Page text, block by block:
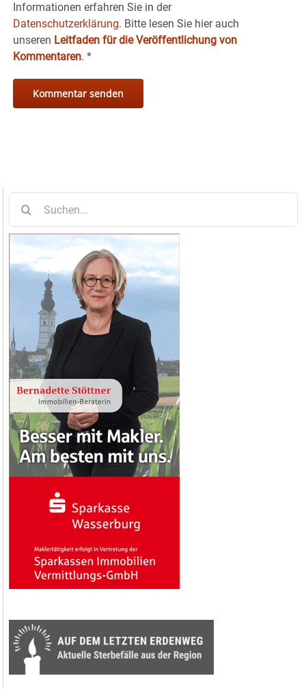
Informationen erfahren Sie in der
Datenschutzerklärung. Bitte lesen Sie hier auch
unseren Leitfaden für die Veröffentlichung von
Kommentaren. *
nach: